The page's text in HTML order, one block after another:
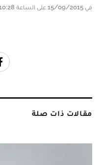
في 15/09/2015 على الساعة 10:28
مقالات ذات صلة